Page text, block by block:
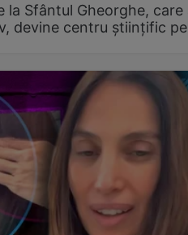
la Sfântul Gheorghe, care
devine centru științific